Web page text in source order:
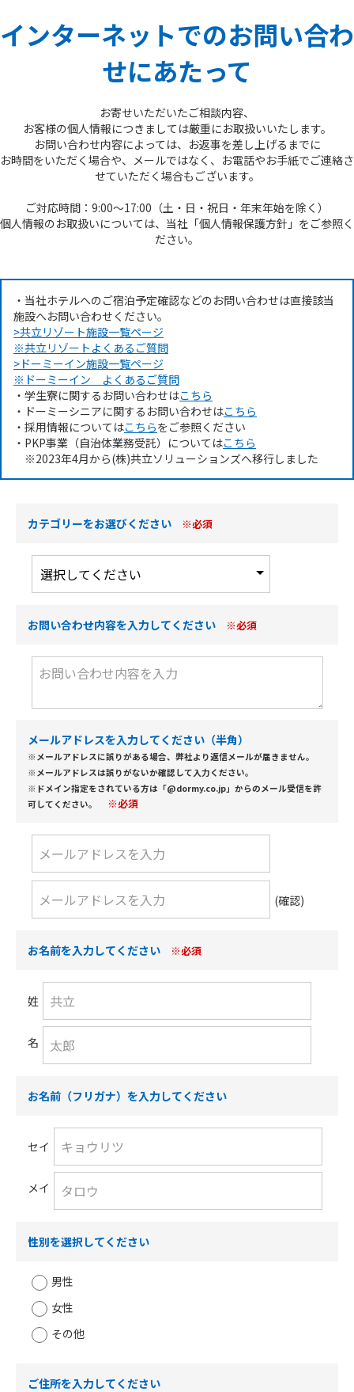
インターネットでのお問い合わ
せにあたって
お寄せいただいたご相談内容、
お客様の個人情報につきましては厳重にお取扱いいたします。
お問い合わせ内容によっては、お返事を差し上げるまでに
お時間をいただく場合や、メールではなく、お電話やお手紙でご連絡さ
せていただく場合もございます。
ご対応時間：9:00～17:00（土・日・祝日・年末年始を除く）
個人情報のお取扱いについては、当社「個人情報保護方針」をご参照く
ださい。
・当社ホテルへのご宿泊予定確認などのお問い合わせは直接該当
施設へお問い合わせください。
>共立リゾート施設一覧ページ
※共立リゾートよくあるご質問
>ドーミーイン施設一覧ページ
※ドーミーイン よくあるご質問
・学生寮に関するお問い合わせはこちら
・ドーミーシニアに関するお問い合わせはこちら
・採用情報についてはこちらをご参照ください
・PKP事業（自治体業務受託）についてはこちら
※2023年4月から(株)共立ソリューションズへ移行しました
カテゴリーをお選びください ※必須
お問い合わせ内容を入力してください ※必須
メールアドレスを入力してください（半角）
※メールアドレスに誤りがある場合、弊社より返信メールが届きません。
※メールアドレスは誤りがないか確認して入力ください。
※ドメイン指定をされている方は「@dormy.co.jp」からのメール受信を許
可してください。
※必須
(確認)
お名前を入力してください ※必須
姓
名
お名前（フリガナ）を入力してください
セイ
メイ
性別を選択してください
男性
女性
その他
ご住所を入力してください